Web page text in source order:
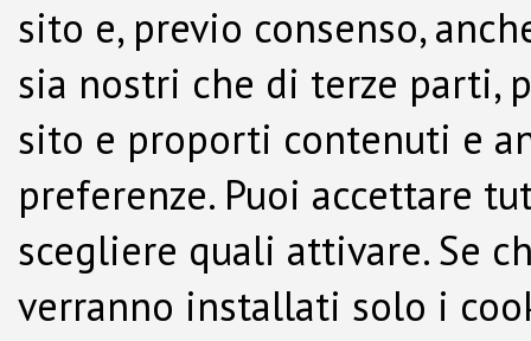
sito e, previo consenso,
sia nostri che di terze parti,
sito e proporti contenuti e
preferenze. Puoi accettare
scegliere quali attivare. Se
verranno installati solo i